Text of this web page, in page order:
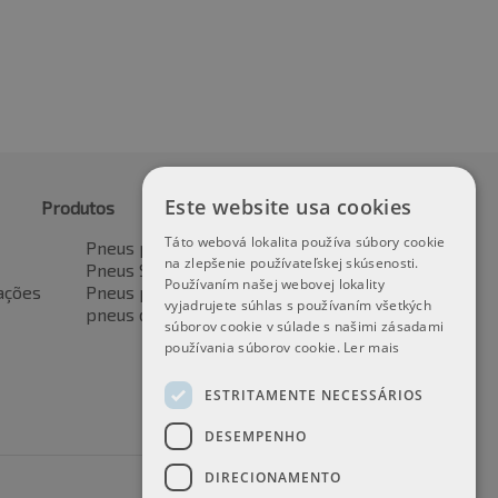
Produtos
Pneus para automóveis
Pneus SUV / 4x4
Pneus para veículos de transporte
pneus de motocicleta
Este website usa cookies
Táto webová lokalita používa súbory cookie
na zlepšenie používateľskej skúsenosti.
Používaním našej webovej lokality
vyjadrujete súhlas s používaním všetkých
súborov cookie v súlade s našimi zásadami
používania súborov cookie. Ler mais
ESTRITAMENTE NECESSÁRIOS
DESEMPENHO
DIRECIONAMENTO